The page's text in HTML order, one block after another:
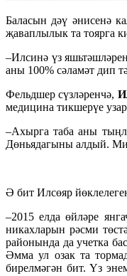
Баласын дәү әнисенә
җаваплылык та тоярга
–Илсинә үз
аны 100% сәламәт дип
Фельдшер сүзләренчә,
медицина тикшерүе
–Ахырга таба аны
Дөньядагыны алдый.
Ә бит Илсөяр
–2015 елда өйләре
никахларын рәсми
районында да учетка
Әмма ул озак та
бирелмәгән бит. Үз